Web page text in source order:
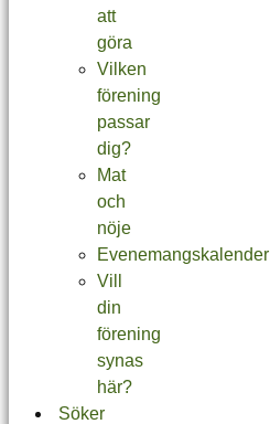
att
göra
Vilken
förening
passar
dig?
Mat
och
nöje
Evenemangskalender
Vill
din
förening
synas
här?
Söker